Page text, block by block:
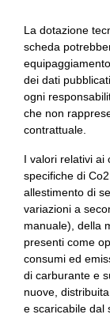
Sedili sportivi
Sensori di
Sensori
Servosterzo
Sistema di
Sistema di
Sistema di guida
Sistema di
La dotazione
scheda
dei dati
ogni
che non
contrattuale.
I valori relativi
specifiche di
allestimento di
variazioni a
manuale), della
presenti come
consumi ed
di carburante e
nuove,
e scaricabile dal